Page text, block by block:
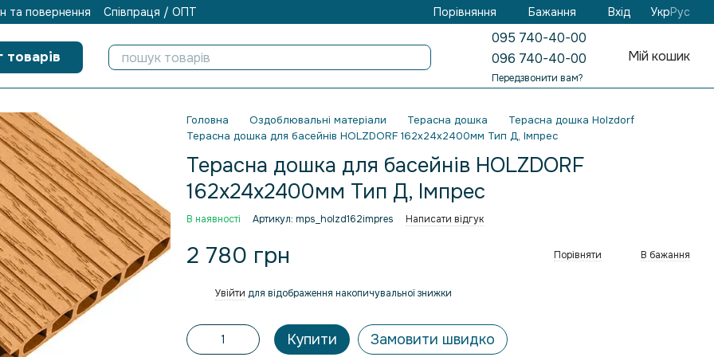
та повернення Співпраця / ОПТ Порівняння Бажання Вхід УкрРус
товарів
095 740-40-00
096 740-40-00
Передзвонити вам?
Мій кошик
Головна Оздоблювальні матеріали Терасна дошка
Терасна дошка Holzdorf
Терасна дошка для басейнів HOLZDORF 162х24х2400мм Тип Д, Імпрес
Терасна дошка для басейнів HOLZDORF
162х24х2400мм Тип Д, Імпрес
В наявності Артикул: mps_holzd162impres Написати відгук
2 780 грн Порівняти В бажання
Увійти для відображення накопичувальної знижки
Купити Замовити швидко